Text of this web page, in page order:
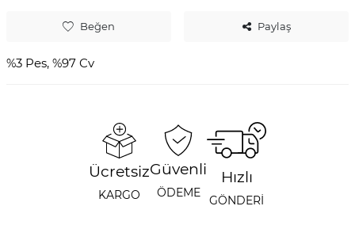
Beğen Paylaş
%3 Pes, %97 Cv
Ücretsiz
KARGO
Güvenli
ÖDEME
Hızlı
GÖNDERİ